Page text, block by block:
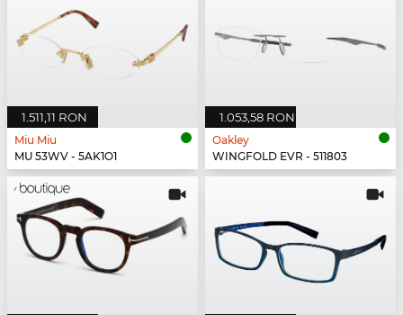
1.511,11 RON
Miu Miu
MU 53WV - 5AK1O1
1.053,58 RON
Oakley
WINGFOLD EVR - 511803